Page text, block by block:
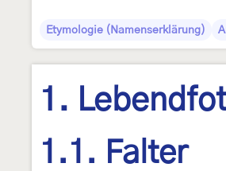
Etymologie (Namenserklärung)
1.
1.1. Falter